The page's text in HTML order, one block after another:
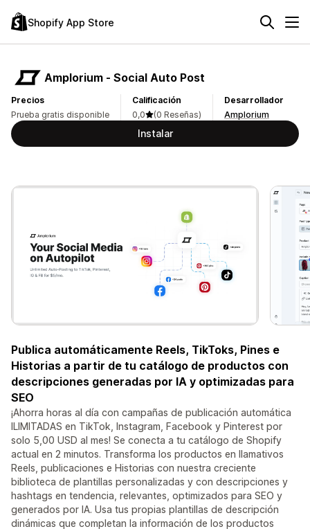
Shopify App Store
Amplorium ‑ Social Auto Post
Precios
Prueba gratis disponible
Calificación
0,0
(0 Reseñas)
Desarrollador
Amplorium
Instalar
Publica automáticamente Reels, TikToks, Pines e
Historias a partir de tu catálogo de productos con
descripciones generadas por IA y optimizadas para
SEO
¡Ahorra horas al día con campañas de publicación automática
ILIMITADAS en TikTok, Instagram, Facebook y Pinterest por
solo 5,00 USD al mes! Se conecta a tu catálogo de Shopify
actual en 2 minutos. Transforma los productos en llamativos
Reels, publicaciones e Historias con nuestra creciente
biblioteca de plantillas personalizadas y con descripciones y
hashtags en tendencia, relevantes, optimizados para SEO y
generados por IA. Usa tus propias plantillas de descripción
dinámicas que completan la información de los productos